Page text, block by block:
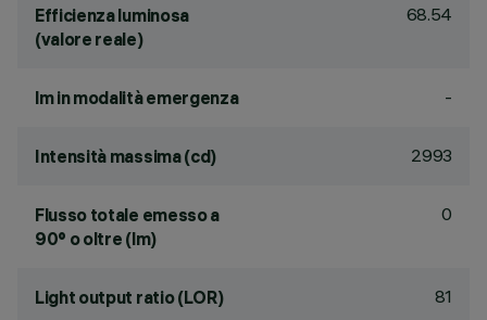
Efficienza luminosa
(valore reale)
68.54
lm in modalità emergenza -
Intensità massima (cd) 2993
Flusso totale emesso a
90° o oltre (lm)
0
Light output ratio (LOR) 81